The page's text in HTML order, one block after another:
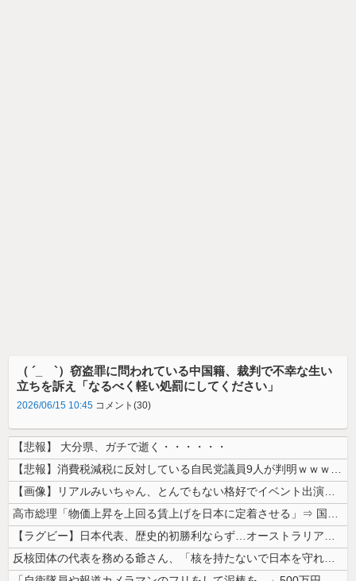
（ ´_ゝ`）窃盗罪に問われている中国籍、裁判で不幸な生い
立ちを訴え「なるべく軽い処罰にしてください」
2026/06/15 10:45 コメント(30)
【悲報】 大分県、ガチで逝く・・・・・・
【悲報】消費税減税に反対している自民党議員9人が判明ｗｗｗｗｗｗ
【画像】リアルみいちゃん、とんでもない格好でイベント出演するwwwww...
高市総理「物価上昇を上回る賃上げを日本に定着させる」⇒ 国家公務員月...
【ラグビー】日本代表、歴史的初勝利ならず…オーストラリアに逆転負け ８...
反核団体の代表を務める爺さん、「核を持たないで日本を守れますか」と中学...